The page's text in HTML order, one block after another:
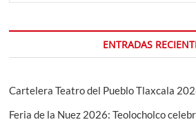
Revelación
Nuevo
2024
ENTRADAS
Cartelera Teatro del Pueblo Tlaxcala
Feria de la Nuez 2026: Teolocholco